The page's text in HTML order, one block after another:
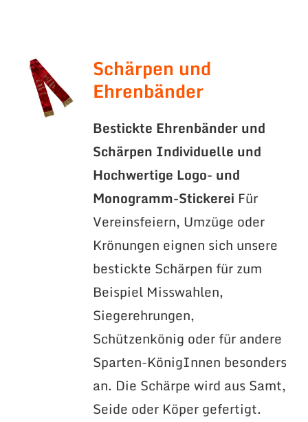
Schärpen und
Ehrenbänder
Bestickte Ehrenbänder und
Schärpen Individuelle und
Hochwertige Logo- und
Monogramm-Stickerei Für
Vereinsfeiern, Umzüge oder
Krönungen eignen sich unsere
bestickte Schärpen für zum
Beispiel Misswahlen,
Siegerehrungen,
Schützenkönig oder für andere
Sparten-KönigInnen besonders
an. Die Schärpe wird aus Samt,
Seide oder Köper gefertigt.